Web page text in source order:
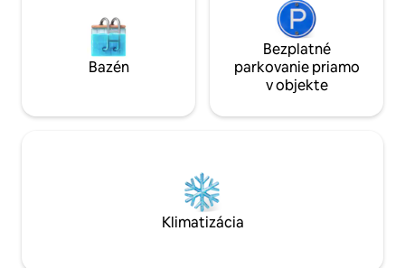
Bazén
Bezplatné
parkovanie priamo
v objekte
Klimatizácia